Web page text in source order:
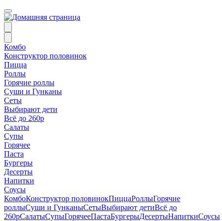
Комбо
Конструктор половинок
Пицца
Роллы
Горячие роллы
Суши и Гунканы
Сеты
Выбирают дети
Всё до 260р
Салаты
Супы
Горячее
Паста
Бургеры
Десерты
Напитки
Соусы
КомбоКонструктор половинокПиццаРоллыГорячие
роллыСуши и ГунканыСетыВыбирают детиВсё до
260рСалатыСупыГорячееПастаБургерыДесертыНапиткиСоусы